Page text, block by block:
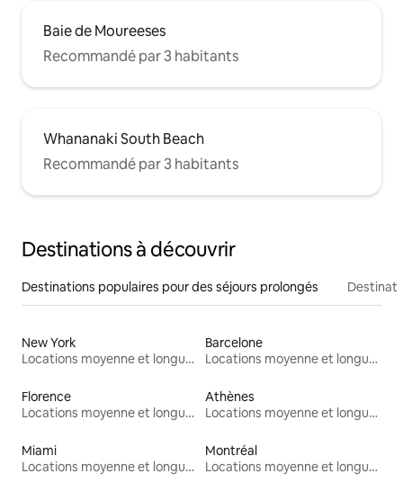
Baie de Moureeses
Recommandé par 3 habitants
Whananaki South Beach
Recommandé par 3 habitants
Destinations à découvrir
Destinations populaires pour des séjours prolongés
New York
Locations moyenne et longue durée
Barcelone
Locations moyenne et longue durée
Florence
Locations moyenne et longue durée
Athènes
Locations moyenne et longue durée
Miami
Locations moyenne et longue durée
Montréal
Locations moyenne et longue durée